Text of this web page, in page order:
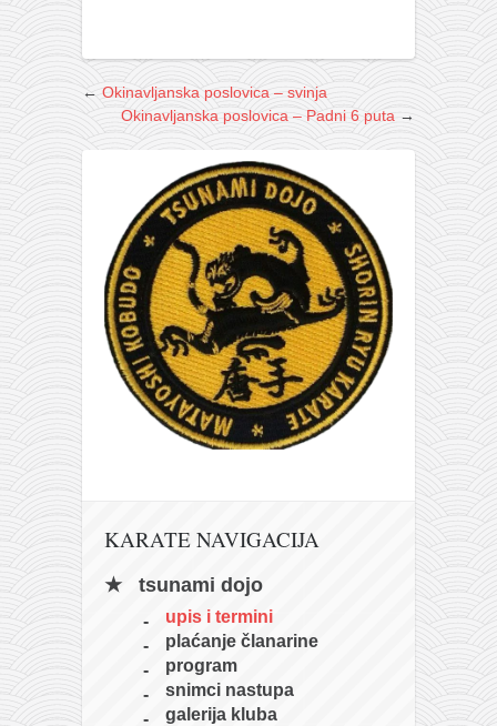
← Okinavljanska poslovica – svinja
Okinavljanska poslovica – Padni 6 puta →
KARATE NAVIGACIJA
tsunami dojo
upis i termini
plaćanje članarine
program
snimci nastupa
galerija kluba